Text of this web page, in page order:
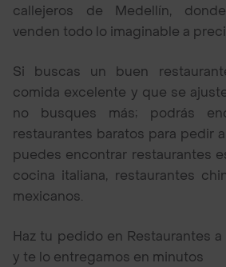
callejeros de Medellín,
venden todo lo imaginable a
Si buscas un buen
comida excelente y que se
no busques más; podrás
restaurantes baratos para pedir
puedes encontrar restaurantes
cocina italiana, restaurantes
mexicanos.
Haz tu pedido en Restaurantes
y te lo entregamos en minutos